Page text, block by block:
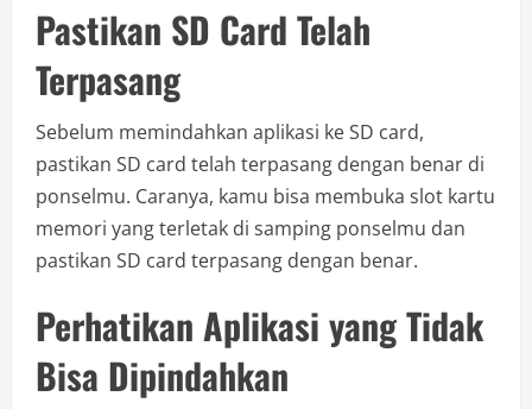
Pastikan SD Card Telah
Terpasang
Sebelum memindahkan aplikasi ke SD card,
pastikan SD card telah terpasang dengan benar di
ponselmu. Caranya, kamu bisa membuka slot kartu
memori yang terletak di samping ponselmu dan
pastikan SD card terpasang dengan benar.
Perhatikan Aplikasi yang Tidak
Bisa Dipindahkan